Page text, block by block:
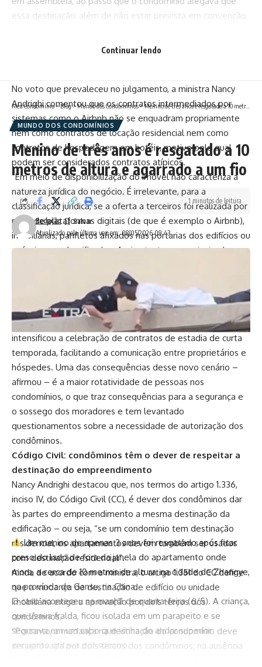
essa destinação, além de não estar prevista em convenção,
atuou como interessada na ação.
No voto que prevaleceu no julgamento, a ministra Nancy
Andrighi comentou que os contratos intermediados por
sistemas como o Airbnb não se enquadram propriamente
nem como contratos de locação residencial nem como
contratos de hospedagem em hotéis, motivo pelo qual
podem ser considerados contratos atípicos.
“Em meio de disponibilização do imóvel não caracteriza a
natureza jurídica do negócio. É irrelevante, para a
classificação jurídica, se a oferta a terceiros foi realizada por
meio de plataformas digitais (de que é exemplo o Airbnb),
imobiliárias, panfletos afixados nas portarias dos edifícios ou
anúncios em classificados. Assim, tanto um contrato de
hospedagem, podem ser firmados por plataforma digital,
sem que sua natureza jurídica reste descaracterizada”,
completou.
A relatora lembrou que a utilização das plataformas digitais
intensificou a celebração de contratos de estadia de curta
temporada, facilitando a comunicação entre proprietários e
hóspedes. Uma das consequências desse novo cenário –
afirmou – é a maior rotatividade de pessoas nos
condomínios, o que traz consequências para a segurança e
o sossego dos moradores e tem levantado
questionamentos sobre a necessidade de autorização dos
condôminos.
Código Civil: condôminos têm o dever de respeitar a
destinação do empreendimento
Nancy Andrighi destacou que, nos termos do artigo 1.336,
inciso IV, do Código Civil (CC), é dever dos condôminos dar
às partes do empreendimento a mesma destinação da
edificação – ou seja, “se um condomínio tem destinação
residencial, os apartamentos devem também ser usados
com destinação residencial”.
Ainda de acordo com a ministra, o artigo 1.351 do CC define
que a mudança de destinação de edifício ou unidade
imobiliária exige a aprovação por dois terços dos
condôminos.
“Portanto, a mudança na destinação do condomínio deve
ser aprovada por dois terços dos condôminos; na ausência
Continuar lendo
Meu Condomínio>Blog>Mundo dos Condomínios>Menino de três anos é resgatado a 10 metros de altura e agarrado a um fio
MUNDO DOS CONDOMÍNIOS
Menino de três anos é resgatado a 10
metros de altura e agarrado a um fio
Atualizado pela última vez em: 08/05/2026 09:43
Redação
1 minutos de leitura
Um menino de apenas 3 anos foi resgatado após ficar
preso do lado de fora da janela do apartamento onde
mora, a cerca de 10 metros de altura, na cidade de Zhangye,
na província de Gansu, na China.
O caso aconteceu na manhã de quarta-feira (6/5). A criança,
que usava fralda, ficou isolada em um parapeito e se
segurava em um cabo que vinha do andar superior
enquanto gritava por socorro.